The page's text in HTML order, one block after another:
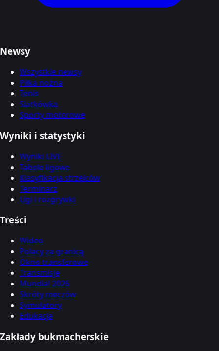
Newsy
Wszystkie newsy
Piłka nożna
Tenis
Siatkówka
Sporty motorowe
Wyniki i statystyki
Wyniki LIVE
Tabele ligowe
Klasyfikacja strzelców
Terminarz
Ligi i rozgrywki
Treści
Wideo
Polacy za granicą
Okno transferowe
Transmisje
Mundial 2026
Skróty meczów
Symulatory
Edukacja
Zakłady bukmacherskie